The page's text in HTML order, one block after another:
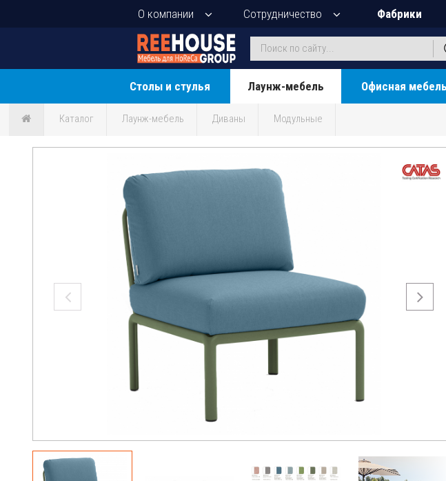
О компании Сотрудничество Фабрики
Столы и стулья Лаунж-мебель Офисная мебель
Каталог Лаунж-мебель Диваны Модульные